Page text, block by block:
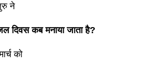
ने
दिवस कब मनाया जाता है?
को